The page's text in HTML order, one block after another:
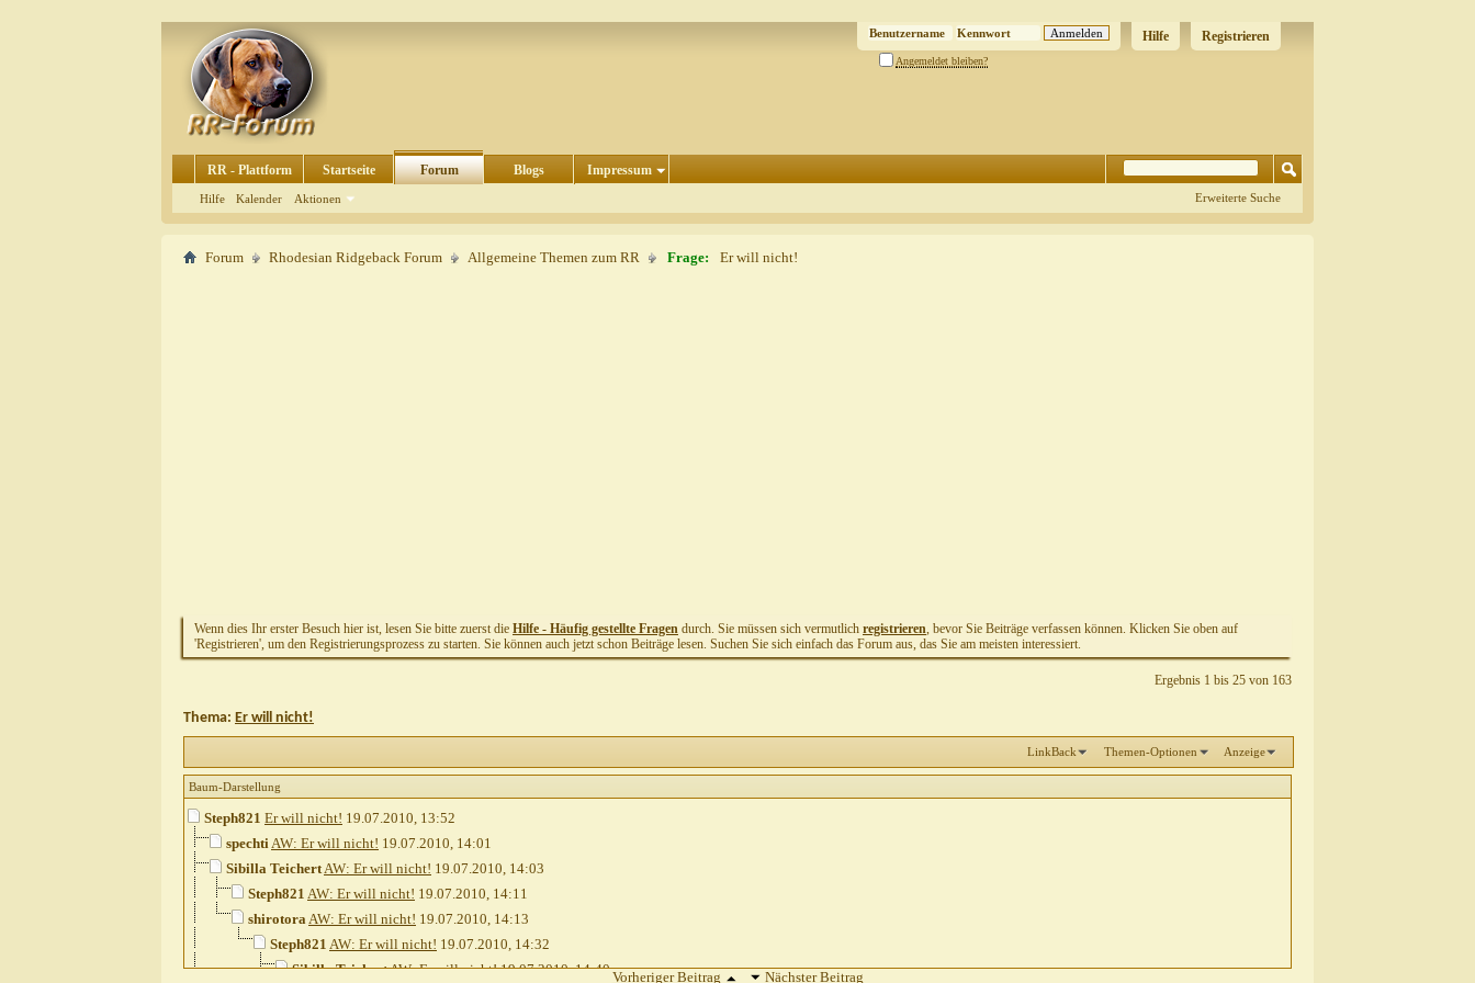
Registrieren
Hilfe
Angemeldet bleiben?
RR - Plattform Startseite Forum
Hilfe Kalender Aktionen
Blogs Impressum
Erweiterte Suche
Forum Rhodesian Ridgeback Forum Allgemeine Themen zum RR Frage: Er will nicht!
Wenn dies Ihr erster Besuch hier ist, lesen Sie bitte zuerst die Hilfe - Häufig gestellte Fragen durch. Sie müssen sich vermutlich registrieren, bevor Sie Beiträge verfassen können. Klicken Sie oben auf
'Registrieren', um den Registrierungsprozess zu starten. Sie können auch jetzt schon Beiträge lesen. Suchen Sie sich einfach das Forum aus, das Sie am meisten interessiert.
Ergebnis 1 bis 25 von 163
Thema: Er will nicht!
LinkBack Themen-Optionen Anzeige
Baum-Darstellung
Steph821 Er will nicht! 19.07.2010, 13:52
spechtiAW: Er will nicht! 19.07.2010, 14:01
Sibilla TeichertAW: Er will nicht! 19.07.2010, 14:03
Steph821 AW: Er will nicht! 19.07.2010, 14:11
shirotoraAW: Er will nicht! 19.07.2010, 14:13
Steph821 AW: Er will nicht! 19.07.2010, 14:32
Sibilla TeichertAW: Er will nicht!19.07.2010,14:40Vorheriger Beitrag Nächster Beitrag